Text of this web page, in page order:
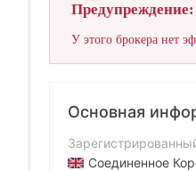
У этого брокера нет
Основная
Соединенное